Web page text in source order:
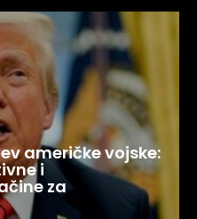
američke vojske:
i
za